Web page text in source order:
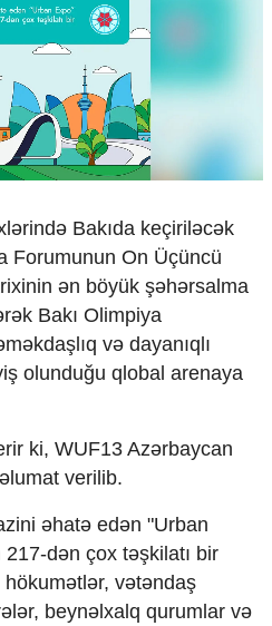
Bakıda keçiriləcək
Forumunun On Üçüncü
ən böyük şəhərsalma
Bakı Olimpiya
və dayanıqlı
olunduğu qlobal arenaya
ki, WUF13 Azərbaycan
verilib.
əhatə edən "Urban
dən çox təşkilatı bir
vətəndaş
beynəlxalq qurumlar və